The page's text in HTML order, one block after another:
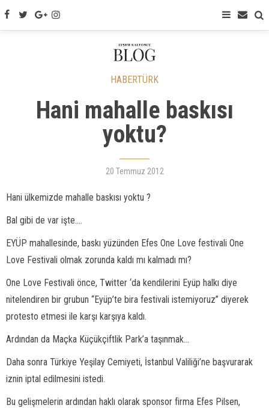
HABERTÜRK
Hani mahalle baskısı
yoktu?
20 Temmuz 2012
Hani ülkemizde mahalle baskısı yoktu ?
Bal gibi de var işte....
EYÜP mahallesinde, baskı yüzünden Efes One Love festivali One
Love Festivali olmak zorunda kaldı mı kalmadı mı?
One Love Festivali önce, Twitter ‘da kendilerini Eyüp halkı diye
nitelendiren bir grubun “Eyüp’te bira festivali istemiyoruz” diyerek
protesto etmesi ile karşı karşıya kaldı.
Ardından da Maçka Küçükçiftlik Park’a taşınmak...
Daha sonra Türkiye Yeşilay Cemiyeti, İstanbul Valiliği’ne başvurarak
iznin iptal edilmesini istedi.
Bu gelişmelerin ardından haklı olarak sponsor firma Efes Pilsen,